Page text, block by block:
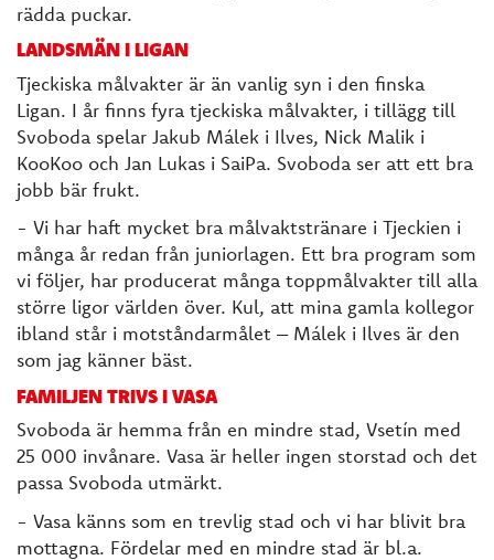
rädda puckar.
LANDSMÄN I LIGAN
Tjeckiska målvakter är än vanlig syn i den finska
Ligan. I år finns fyra tjeckiska målvakter, i tillägg till
Svoboda spelar Jakub Málek i Ilves, Nick Malik i
KooKoo och Jan Lukas i SaiPa. Svoboda ser att ett bra
jobb bär frukt.
- Vi har haft mycket bra målvaktstränare i Tjeckien i
många år redan från juniorlagen. Ett bra program som
vi följer, har producerat många toppmålvakter till alla
större ligor världen över. Kul, att mina gamla kollegor
ibland står i motståndarmålet – Málek i Ilves är den
som jag känner bäst.
FAMILJEN TRIVS I VASA
Svoboda är hemma från en mindre stad, Vsetín med
25 000 invånare. Vasa är heller ingen storstad och det
passa Svoboda utmärkt.
- Vasa känns som en trevlig stad och vi har blivit bra
mottagna. Fördelar med en mindre stad är bl.a.